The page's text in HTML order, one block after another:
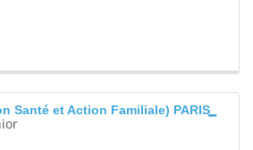
Santé et Action Familiale) PARIS